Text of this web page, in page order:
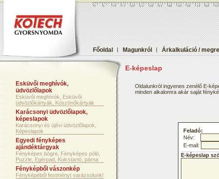
Főoldal | Magunkról | Árkalkuláció /
E-képeslap
Esküvői meghívók,
üdvözlőlapok
Esküvői meghívók, Esküvői
üdvözlőkártyák, Köszönőkártyák
Karácsonyi üdvözlőlapok,
képeslapok
Karácsonyi és újévi üdvözlőlapok,
Képeslapok
Egyedi fényképes
ajándéktárgyak
Fényképes bögre, Fényképes póló,
Puzzle, Egérpad, Kulcstartó, párna
Fényképből vászonkép
Fényképéből festményt varázsolunk!
Oldalunkról ingyenes zenélő E-
minden alkalomra akár saját
Feladó:
Név:
E-mail:
E-képeslap